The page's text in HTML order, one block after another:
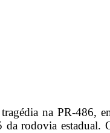
na PR-
rodovia